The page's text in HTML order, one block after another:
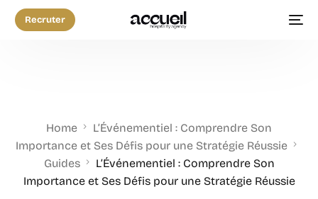
Recruter
Home
L’Événementiel : Comprendre Son
Importance et Ses Défis pour une Stratégie Réussie
Guides
L’Événementiel : Comprendre Son
Importance et Ses Défis pour une Stratégie Réussie